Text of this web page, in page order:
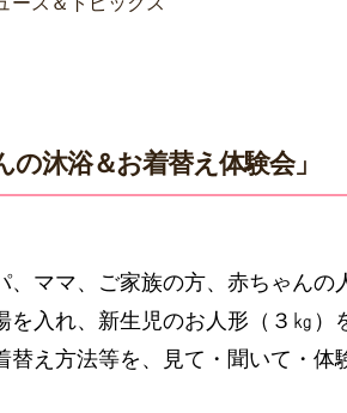
沐浴＆お着替え体験会」
、ママ、ご家族の方、赤ちゃん
入れ、新生児のお人形（３㎏）
え方法等を、見て・聞いて・体